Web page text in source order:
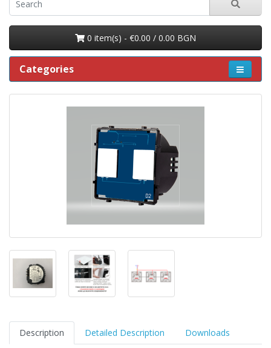
0 item(s) - €0.00 / 0.00 BGN
Categories
Description Detailed Description Downloads